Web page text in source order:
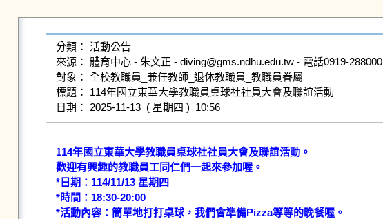
分類： 活動公告
來源： 體育中心 - 朱文正 - diving@gms.ndhu.edu.tw - 電話0919-288000
對象： 全校教職員_兼任教師_退休教職員_教職員眷屬
標題： 114年國立東華大學教職員桌球社社員大會及聯誼活動
日期： 2025-11-13  ( 星期四 )  10:56
114年國立東華大學教職員桌球社社員大會及聯誼活動。
歡迎有興趣的教職員工同仁們一起來參加喔。
*日期：114/11/13 星期四
*時間：18:30-20:00
*活動內容：簡單地打打桌球，我們會準備Pizza等等的晚餐喔。